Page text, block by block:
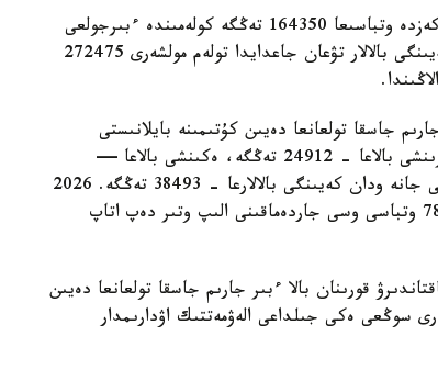
- ءبىرىنشى، ەكىنشى جانە ءۇشىنشى بالا دۇنيەگە كەلگەن كەزدە وتباسىعا 164350 تەڭگە كولەمىندە ءبىرجولعى
مەملەكەتتىك جاردەماقى تولەنەدى. ءتورتىنشى جانە ودان كەيىنگى بالالار تۋعان جاعدايدا تولەم مولشەرى 272475
جاسقا تولعانعا دەيىن كۇتىمىنە بايلانىستى
مەملەكەتتىك جاردەماقى بەرىلەدى. بيىل ونىڭ مولشەرى ءبىرىنشى بالاعا - 24912 تەڭگە، ەكىنشى بالاعا —
29454 تەڭگە، ءۇشىنشى بالاعا - 33952 تەڭگە، ءتورتىنشى جانە ودان كەيىنگى بالالارعا - 38493 تەڭگە. 2026
-جىلعى 1- تامىزداعى جاعداي بويىنشا استانا قالاسىندا 7821 وتباسى وسى جاردەماقىنى الىپ وتىر دەپ اتاپ
قورىنان بالا ءبىر جارىم جاسقا تولعانعا دەيىن
سوڭعى ەكى جىلداعى الەۋمەتتىك اۋدارىمدار